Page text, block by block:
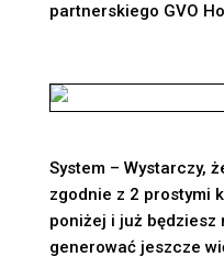
partnerskiego GVO
System – Wystarczy,
zgodnie z 2 prostymi
poniżej i już będziesz
generować jeszcze